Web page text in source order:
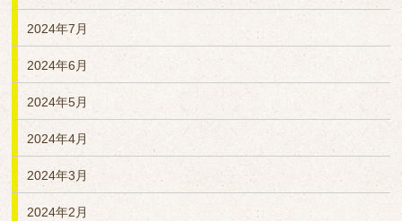
2024年7月
2024年6月
2024年5月
2024年4月
2024年3月
2024年2月